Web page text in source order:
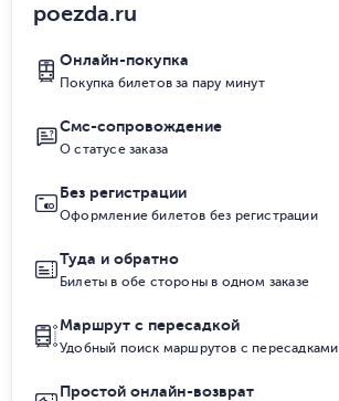
poezda.ru
Онлайн-покупка
Покупка билетов за пару минут
Смс-сопровождение
О статусе заказа
Без регистрации
Оформление билетов без регистрации
Туда и обратно
Билеты в обе стороны в одном заказе
Маршрут с пересадкой
Удобный поиск маршрутов с пересадками
Простой онлайн-возврат